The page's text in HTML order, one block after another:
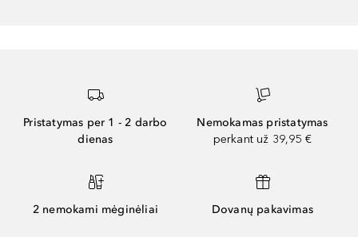
Pristatymas per 1 - 2 darbo
dienas
Nemokamas pristatymas
perkant už 39,95 €
2 nemokami mėginėliai Dovanų pakavimas